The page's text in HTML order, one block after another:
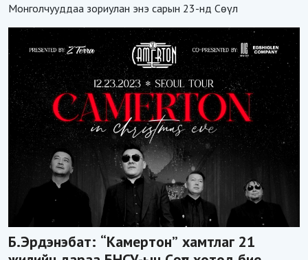
Монголчууддаа зориулан энэ сарын 23-нд Сөүл
Б.Эрдэнэбат: “Камертон” хамтлаг 21